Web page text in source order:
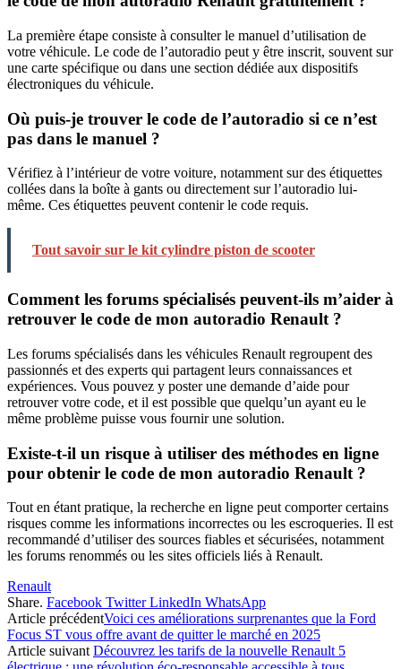
La première étape consiste à consulter le manuel d’utilisation de
votre véhicule. Le code de l’autoradio peut y être inscrit, souvent sur
une carte spécifique ou dans une section dédiée aux dispositifs
électroniques du véhicule.
Où puis-je trouver le code de l’autoradio si ce n’est
pas dans le manuel ?
Vérifiez à l’intérieur de votre voiture, notamment sur des étiquettes
collées dans la boîte à gants ou directement sur l’autoradio lui-
même. Ces étiquettes peuvent contenir le code requis.
Tout savoir sur le kit cylindre piston de scooter
Comment les forums spécialisés peuvent-ils m’aider à
retrouver le code de mon autoradio Renault ?
Les forums spécialisés dans les véhicules Renault regroupent des
passionnés et des experts qui partagent leurs connaissances et
expériences. Vous pouvez y poster une demande d’aide pour
retrouver votre code, et il est possible que quelqu’un ayant eu le
même problème puisse vous fournir une solution.
Existe-t-il un risque à utiliser des méthodes en ligne
pour obtenir le code de mon autoradio Renault ?
Tout en étant pratique, la recherche en ligne peut comporter certains
risques comme les informations incorrectes ou les escroqueries. Il est
recommandé d’utiliser des sources fiables et sécurisées, notamment
les forums renommés ou les sites officiels liés à Renault.
Renault
Share. Facebook Twitter LinkedIn WhatsApp
Article précédentVoici ces améliorations surprenantes que la Ford
Focus ST vous offre avant de quitter le marché en 2025
Article suivant Découvrez les tarifs de la nouvelle Renault 5